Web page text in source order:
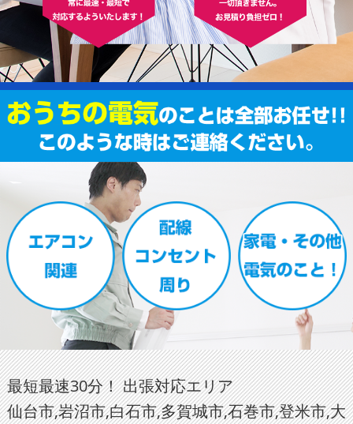
最短最速30分！ 出張対応エリア
仙台市,岩沼市,白石市,多賀城市,石巻市,登米市,大